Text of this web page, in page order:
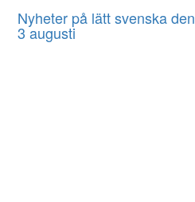
Nyheter på lätt svenska den
3 augusti